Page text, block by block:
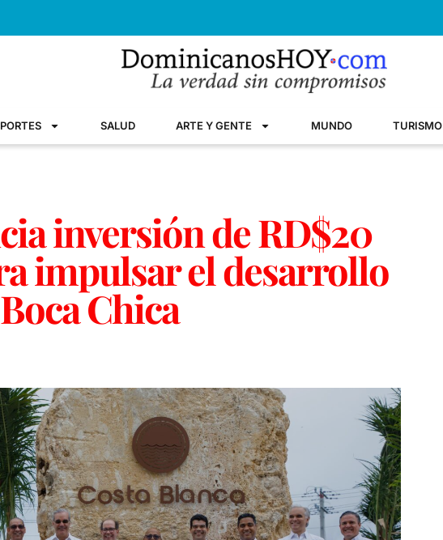
SALUD ARTE Y GENTE MUNDO TURISMO
inversión de RD$20
impulsar el desarrollo
Chica